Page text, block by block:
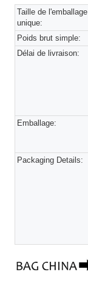
Taille de l'emballage
unique:
Poids brut simple:
Délai de livraison:
Emballage:
Packaging Details: